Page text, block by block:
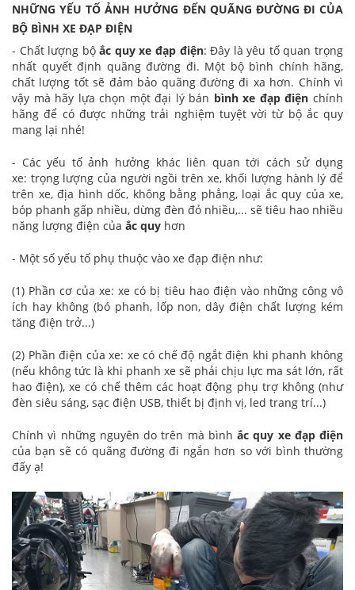
NHỮNG YẾU TỐ ẢNH HƯỞNG ĐẾN QUÃNG ĐƯỜNG ĐI CỦA
BỘ BÌNH XE ĐẠP ĐIỆN
- Chất lượng bộắc quy xe đạp điện: Đây là yêu tố quan trọng
nhất quyết định quãng đường đi. Một bộ bình chính hãng,
chất lượng tốt sẽ đảm bảo quãng đường đi xa hơn. Chính vì
vậy mà hãy lựa chọn một đại lý bán bình xe đạp điện chính
hãng để có được những trải nghiệm tuyệt vời từ bộ ắc quy
mang lại nhé!
- Các yếu tố ảnh hưởng khác liên quan tới cách sử dụng
xe: trọng lượng của người ngồi trên xe, khối lượng hành lý để
trên xe, địa hình dốc, không bằng phẳng, loại ắc quy của xe,
bóp phanh gấp nhiều, dừng đèn đỏ nhiều,... sẽ tiêu hao nhiều
năng lượng điện của ắc quy hơn
- Một số yếu tố phụ thuộc vào xe đạp điện như:
(1) Phần cơ của xe: xe có bị tiêu hao điện vào những công vô
ích hay không (bó phanh, lốp non, dây điện chất lượng kém
tăng điện trở...)
(2) Phần điện của xe: xe có chế độ ngắt điện khi phanh không
(nếu không tức là khi phanh xe sẽ phải chịu lực ma sát lớn, rất
hao điện), xe có chế thêm các hoạt động phụ trợ không (như
đèn siêu sáng, sạc điện USB, thiết bị định vị, led trang trí...)
Chính vì những nguyên do trên mà bình ắc quy xe đạp điện
của bạn sẽ có quãng đường đi ngắn hơn so với bình thường
đấy ạ!